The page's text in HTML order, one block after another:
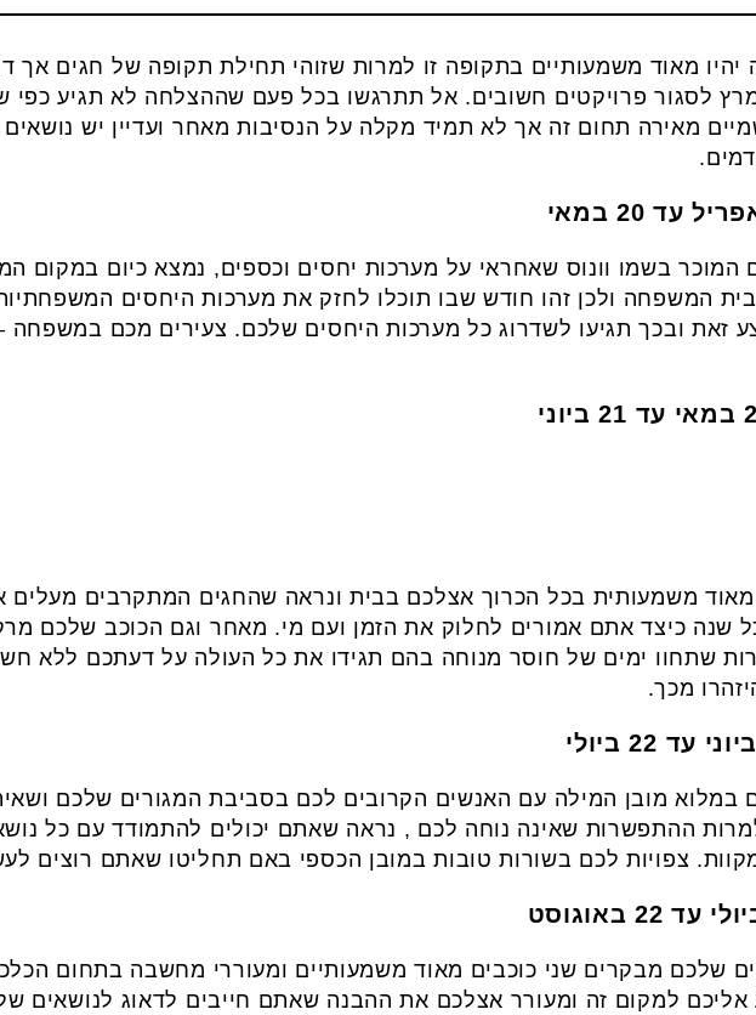
יהיו מאוד משמעותיים בתקופה זו למרות שזוהי תחילת תקופה של חגים אך
לסגור פרויקטים חשובים. אל תתרגשו בכל פעם שההצלחה לא תגיע כפי
מאירה תחום זה אך לא תמיד מקלה על הנסיבות מאחר ועדיין יש
המוכר בשמו וונוס שאחראי על מערכות יחסים וכספים, נמצא כיום במקום
בית המשפחה ולכן זהו חודש שבו תוכלו לחזק את מערכות היחסים
זאת ובכך תגיעו לשדרוג כל מערכות היחסים שלכם. צעירים מכם במשפחה
מאוד משמעותית בכל הכרוך אצלכם בבית ונראה שהחגים המתקרבים
שנה כיצד אתם אמורים לחלוק את הזמן ועם מי. מאחר וגם הכוכב שלכם
שתחוו ימים של חוסר מנוחה בהם תגידו את כל העולה על דעתכם ללא
מכך.
במלוא מובן המילה עם האנשים הקרובים לכם בסביבת המגורים שלכם
ההתפשרות שאינה נוחה לכם , נראה שאתם יכולים להתמודד עם כל
צפויות לכם בשורות טובות במובן הכספי באם תחליטו שאתם רוצים
שלכם מבקרים שני כוכבים מאוד משמעותיים ומעוררי מחשבה בתחום
למקום זה ומעורר אצלכם את ההבנה שאתם חייבים לדאוג לנושאים